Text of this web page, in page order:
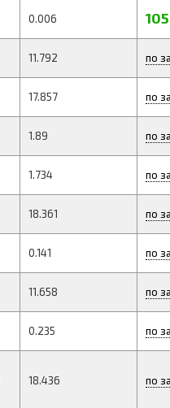
0.006
11.792 по
17.857 по
1.89 по
1.734 по
18.361 по
0.141 по
11.658 по
0.235 по
18.436 по